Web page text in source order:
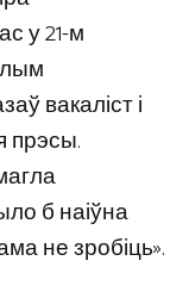
у 21-м
вакаліст і
прэсы.
б наіўна
не зробіць».